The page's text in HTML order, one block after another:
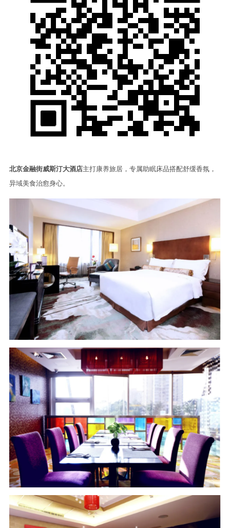
北京金融街威斯汀大酒店主打康养旅居，专属助眠床品搭配舒缓香氛，
异域美食治愈身心。